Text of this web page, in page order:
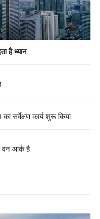
है ध्यान
सर्वेक्षण कार्य शुरू किया
वन आर्क है